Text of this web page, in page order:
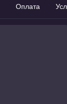
Оплата